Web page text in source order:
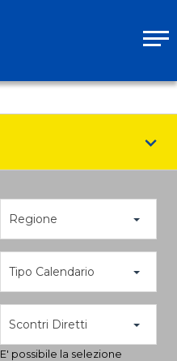
Regione
Tipo Calendario
Scontri Diretti
E' possibile la selezione